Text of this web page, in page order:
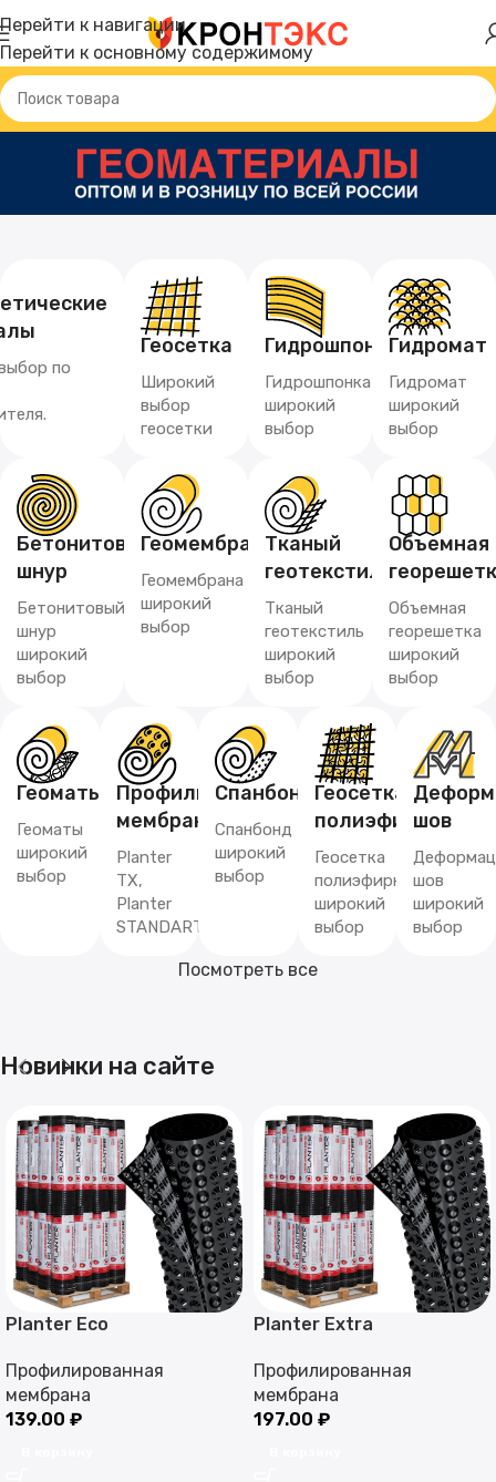
Перейти к навигации
Перейти к основному содержимому
по
Геосетка
Широкий
выбор
геосетки
Гидрошпонка
Гидрошпонка
широкий
выбор
Гидромат
Гидромат
широкий
выбор
Бетонитовый
шнур
Бетонитовый
шнур
широкий
выбор
Геомембрана
Геомембрана
широкий
выбор
Тканый
геотекстиль
Тканый
геотекстиль
широкий
выбор
Объемная
Объемная
георешетка
широкий
выбор
Геоматы
Геоматы
широкий
выбор
Профилированная
мембрана
Planter
TX,
Planter
STANDART
Спанбонд
Спанбонд
широкий
выбор
Геосетка
полиэфирная
Геосетка
полиэфирная
широкий
выбор
шов
шов
широкий
выбор
Посмотреть все
Новинки на сайте
Planter Eco
Профилированная
мембрана
139.00 ₽
Planter Extra
Профилированная
мембрана
197.00 ₽